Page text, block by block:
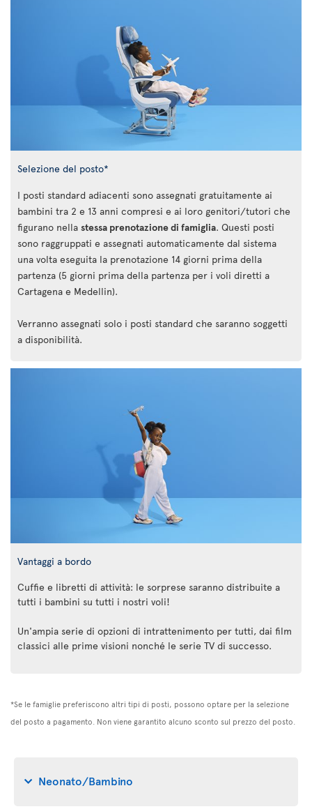
Selezione del posto*
I posti standard adiacenti sono assegnati gratuitamente ai
bambini tra 2 e 13 anni compresi e ai loro genitori/tutori che
figurano nella stessa prenotazione di famiglia. Questi posti
sono raggruppati e assegnati automaticamente dal sistema
una volta eseguita la prenotazione 14 giorni prima della
partenza (5 giorni prima della partenza per i voli diretti a
Cartagena e Medellin).
Verranno assegnati solo i posti standard che saranno soggetti
a disponibilità.
Vantaggi a bordo
Cuffie e libretti di attività: le sorprese saranno distribuite a
tutti i bambini su tutti i nostri voli!
Un'ampia serie di opzioni di intrattenimento per tutti, dai film
classici alle prime visioni nonché le serie TV di successo.
*Se le famiglie preferiscono altri tipi di posti, possono optare per la selezione
del posto a pagamento. Non viene garantito alcuno sconto sul prezzo del posto.
Neonato/Bambino